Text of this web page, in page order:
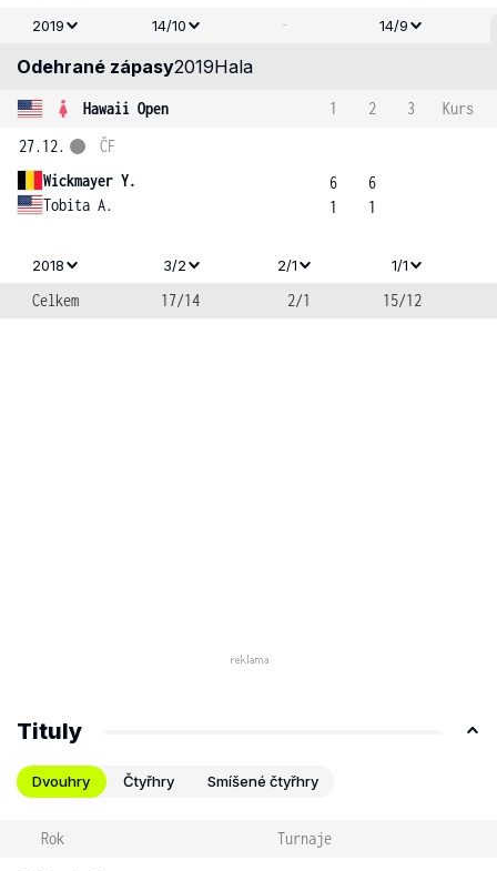
2019
14/10 - 14/9
Odehrané zápasy2019Hala
Hawaii Open 1 2 3
Kurs
27.12.
Wickmayer Y.
Tobita A.
ČF
6
1
6
1
2018 3/2 2/1 1/1
Celkem 17/14 2/1 15/12
Tituly
Dvouhry Čtyřhry Smíšené čtyřhry
Rok Turnaje